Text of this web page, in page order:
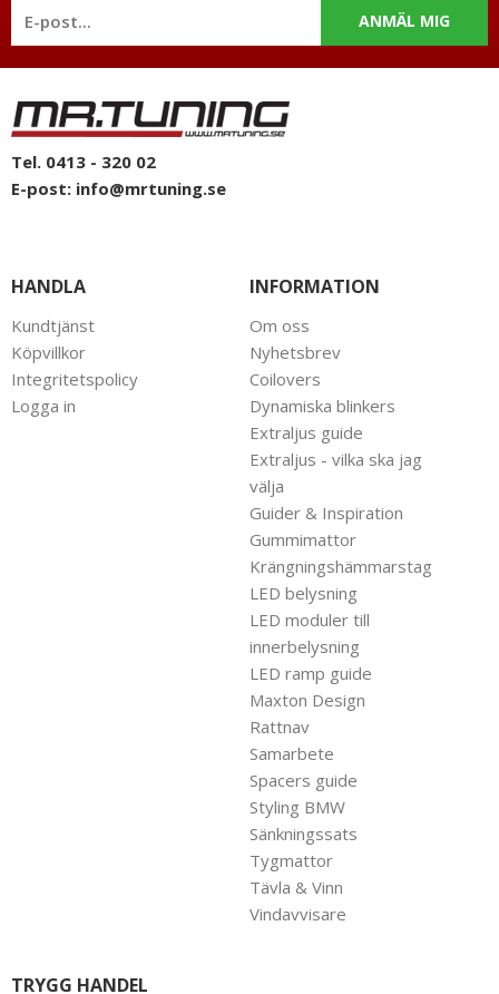
ANMÄL MIG
Tel. 0413 - 320 02
E-post: info@mrtuning.se
HANDLA
Kundtjänst
Köpvillkor
Integritetspolicy
Logga in
INFORMATION
Om oss
Nyhetsbrev
Coilovers
Dynamiska blinkers
Extraljus guide
Extraljus - vilka ska jag
välja
Guider & Inspiration
Gummimattor
Krängningshämmarstag
LED belysning
LED moduler till
innerbelysning
LED ramp guide
Maxton Design
Rattnav
Samarbete
Spacers guide
Styling BMW
Sänkningssats
Tygmattor
Tävla & Vinn
Vindavvisare
TRYGG HANDEL